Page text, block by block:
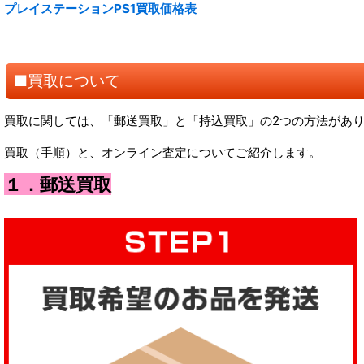
プレイステーションPS1買取価格表
■買取について
買取に関しては、「郵送買取」と「持込買取」の2つの方法があ
買取（手順）と、オンライン査定についてご紹介します。
１．郵送買取